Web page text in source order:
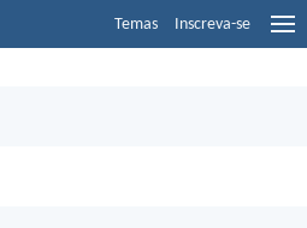
Temas Inscreva-se